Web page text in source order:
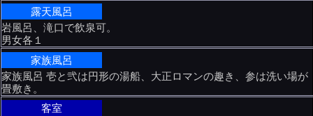
露天風呂
岩風呂、滝口で飲泉可。
男女各１
家族風呂
家族風呂 壱と弐は円形の湯船、大正ロマンの趣き、参は洗い場が
畳敷き。
客室